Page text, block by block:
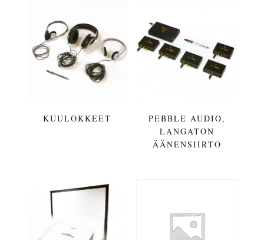
KUULOKKEET
PEBBLE AUDIO,
LANGATON
ÄÄNENSIIRTO